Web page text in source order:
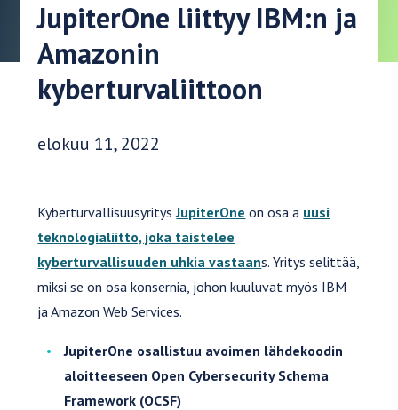
JupiterOne liittyy IBM:n ja
Amazonin
kyberturvaliittoon
Julkaisupäivä:
elokuu 11, 2022
KyberturvallisuusyritysJupiterOne on osa a uusi
teknologialiitto, joka taistelee
kyberturvallisuuden uhkia vastaans. Yritys selittää,
miksi se on osa konsernia, johon kuuluvat myös IBM
ja Amazon Web Services.
JupiterOne osallistuu avoimen lähdekoodin
aloitteeseen Open Cybersecurity Schema
Framework (OCSF)